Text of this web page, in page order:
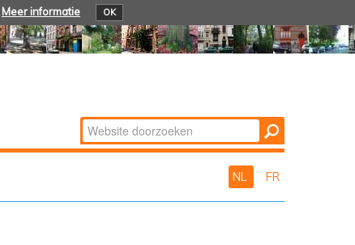
Meer informatie OK
Zoek
Geavanceerd
NL FR